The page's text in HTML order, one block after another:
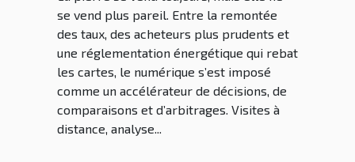
se vend plus pareil. Entre la remontée
des taux, des acheteurs plus prudents et
une réglementation énergétique qui rebat
les cartes, le numérique s’est imposé
comme un accélérateur de décisions, de
comparaisons et d’arbitrages. Visites à
distance, analyse...